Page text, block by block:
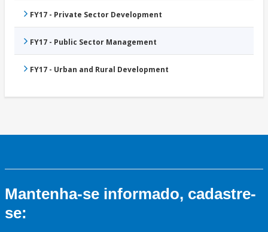
FY17 - Private Sector Development
FY17 - Public Sector Management
FY17 - Urban and Rural Development
Mantenha-se informado, cadastre-
se: